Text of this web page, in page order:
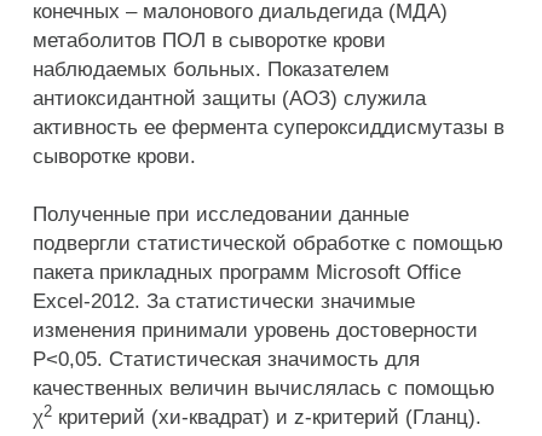
конечных – малонового диальдегида (МДА)
метаболитов ПОЛ в сыворотке крови
наблюдаемых больных. Показателем
антиоксидантной защиты (АОЗ) служила
активность ее фермента супероксиддисмутазы в
сыворотке крови.
Полученные при исследовании данные
подвергли статистической обработке с помощью
пакета прикладных программ Microsoft Office
Excel-2012. За статистически значимые
изменения принимали уровень достоверности
Р<0,05. Статистическая значимость для
качественных величин вычислялась с помощью
χ2 критерий (хи-квадрат) и z-критерий (Гланц).